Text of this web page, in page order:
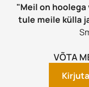
"Meil on
tule meile külla
VÕTA